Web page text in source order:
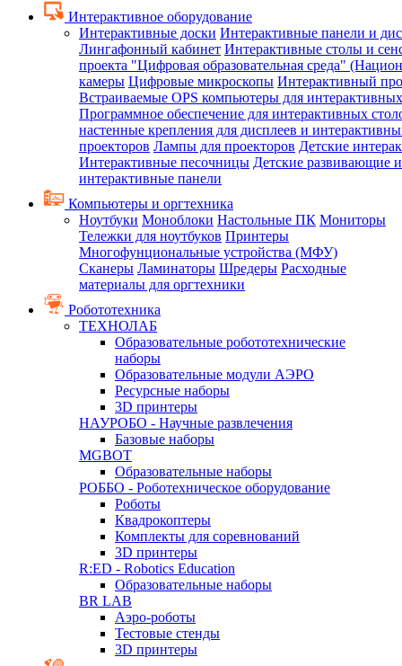
Интерактивное оборудование
Интерактивные доски Интерактивные панели и
Лингафонный кабинет Интерактивные столы и
проекта "Цифровая образовательная среда"
камеры Цифровые микроскопы Интерактивный
Встраиваемые OPS компьютеры для
Программное обеспечение для интерактивных
настенные крепления для дисплеев и
проекторов Лампы для проекторов Детские
Интерактивные песочницы Детские развивающие
интерактивные панели
Компьютеры и оргтехника
Ноутбуки Моноблоки Настольные ПК Мониторы
Тележки для ноутбуков Принтеры
Многофунциональные устройства (МФУ)
Сканеры Ламинаторы Шредеры Расходные
материалы для оргтехники
Робототехника
ТЕХНОЛАБ
Образовательные робототехнические
наборы
Образовательные модули АЭРО
Ресурсные наборы
3D принтеры
НАУРОБО - Научные развлечения
Базовые наборы
MGBOT
Образовательные наборы
РОББО - Роботехническое оборудование
Роботы
Квадрокоптеры
Комплекты для соревнований
3D принтеры
R:ED - Robotics Education
Образовательные наборы
BR LAB
Аэро-роботы
Тестовые стенды
3D принтеры